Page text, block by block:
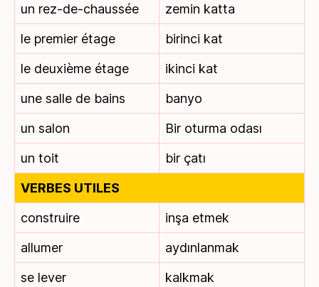
un rez-de-chaussée
zemin katta
le premier étage
birinci kat
le deuxième étage
ikinci kat
une salle de bains
banyo
un salon
Bir oturma odası
un toit
bir çatı
VERBES UTILES
construire
inşa etmek
allumer
aydınlanmak
se lever
kalkmak